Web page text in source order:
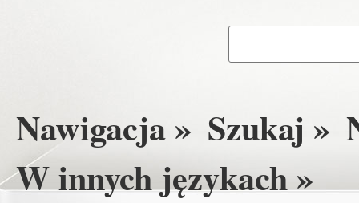
Nawigacja » Szukaj »
W innych językach »